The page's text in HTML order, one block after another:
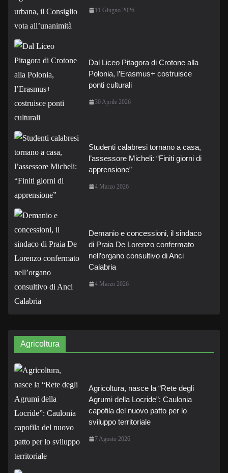
11 Giugno 2026
Dal Liceo Pitagora di Crotone alla
Polonia, l’Erasmus+ costruisce
ponti culturali
30 Aprile 2026
Studenti calabresi tornano a casa,
l’assessore Micheli: “Finiti giorni di
apprensione”
4 Marzo 2026
Demanio e concessioni, il sindaco
di Praia De Lorenzo confermato
nell’organo consultivo di Anci
Calabria
4 Marzo 2026
Agricoltura
Agricoltura, nasce la “Rete degli
Agrumi della Locride”: Caulonia
capofila del nuovo patto per lo
sviluppo territoriale
7 Agosto 2026